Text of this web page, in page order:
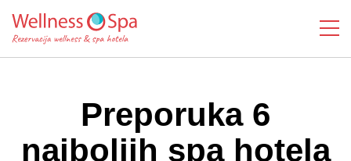
Preporuka 6
najboljih spa hotela